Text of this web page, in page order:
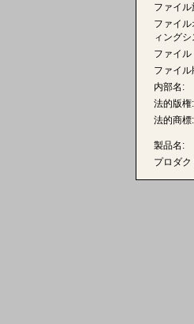
ファイル
ファイ
ィング
ファイ
ファイル
内部名:
法的版権:
法的商標:
製品名:
プロダク